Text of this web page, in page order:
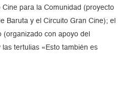
para la Comunidad (proyecto
Baruta y el Circuito Gran Cine); el
(organizado con apoyo del
tertulias «Esto también es